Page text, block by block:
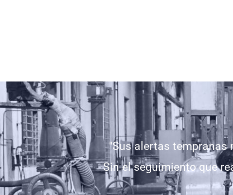
"Sus alertas tempranas
Sin el seguimiento que